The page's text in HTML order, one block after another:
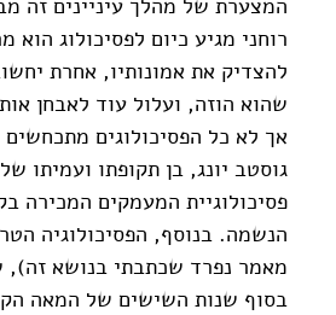
רוחני מגיע כיום לפסיכולוג הוא
להצדיק את אמונותיו, אחרת
שהוא הוזה, ועלול עוד לאבחן
אך לא כל הפסיכולוגים מתכחשים
גוסטב יונג, בן תקופתו ועמיתו
פסיכולוגיית המעמקים המכירה
הנשמה. בנוסף, הפסיכולוגיה
מאמר נפרד שכתבתי בנושא
בסוף שנות השישים של המאה